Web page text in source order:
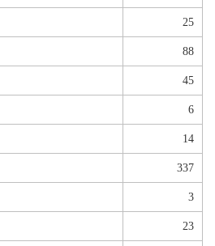
25
88
45
6
14
337
3
23